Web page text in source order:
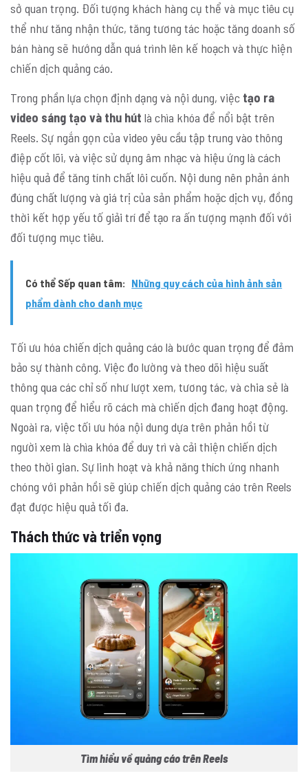
sở quan trọng. Đối tượng khách hàng cụ thể và mục tiêu cụ
thể như tăng nhận thức, tăng tương tác hoặc tăng doanh số
bán hàng sẽ hướng dẫn quá trình lên kế hoạch và thực hiện
chiến dịch quảng cáo.
Trong phần lựa chọn định dạng và nội dung, việc tạo ra
video sáng tạo và thu hút là chìa khóa để nổi bật trên
Reels. Sự ngắn gọn của video yêu cầu tập trung vào thông
điệp cốt lõi, và việc sử dụng âm nhạc và hiệu ứng là cách
hiệu quả để tăng tính chất lôi cuốn. Nội dung nên phản ánh
đúng chất lượng và giá trị của sản phẩm hoặc dịch vụ, đồng
thời kết hợp yếu tố giải trí để tạo ra ấn tượng mạnh đối với
đối tượng mục tiêu.
Có thể Sếp quan tâm: Những quy cách của hình ảnh sản
phẩm dành cho danh mục
Tối ưu hóa chiến dịch quảng cáo là bước quan trọng để đảm
bảo sự thành công. Việc đo lường và theo dõi hiệu suất
thông qua các chỉ số như lượt xem, tương tác, và chia sẻ là
quan trọng để hiểu rõ cách mà chiến dịch đang hoạt động.
Ngoài ra, việc tối ưu hóa nội dung dựa trên phản hồi từ
người xem là chìa khóa để duy trì và cải thiện chiến dịch
theo thời gian. Sự linh hoạt và khả năng thích ứng nhanh
chóng với phản hồi sẽ giúp chiến dịch quảng cáo trên Reels
đạt được hiệu quả tối đa.
Thách thức và triển vọng
Tìm hiểu về quảng cáo trên Reels